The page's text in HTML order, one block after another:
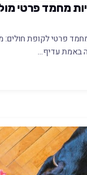
מחמד פרטי
פרטי לקופת חולים:
באמת עדיף…